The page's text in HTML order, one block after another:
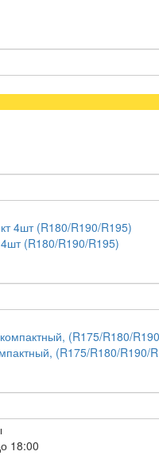
(R180/R190/R195)
(R175/R180/R190/
18:00